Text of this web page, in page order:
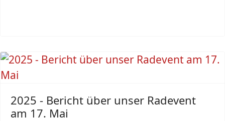
2025 - Bericht über unser Radevent
am 17. Mai